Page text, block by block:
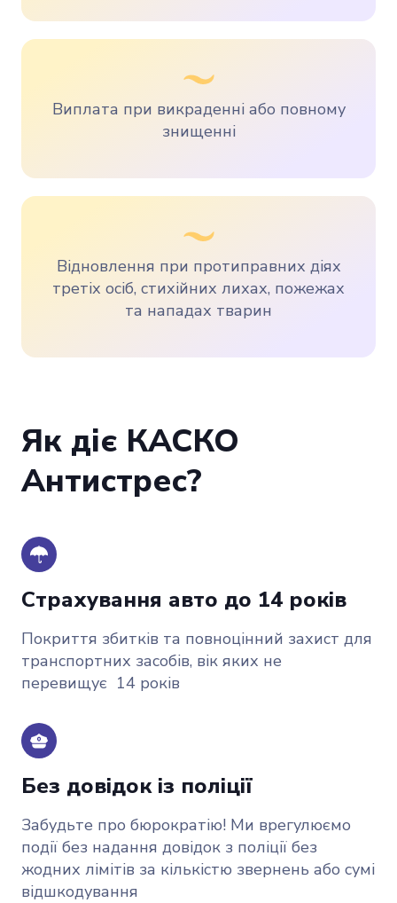
Виплата при викраденні або повному
знищенні
Відновлення при протиправних діях
третіх осіб, стихійних лихах, пожежах
та нападах тварин
Як діє КАСКО
Антистрес?
Страхування авто до 14 років
Покриття збитків та повноцінний захист для
транспортних засобів, вік яких не
перевищує 14 років
Без довідок із поліції
Забудьте про бюрократію! Ми врегулюємо
події без надання довідок з поліції без
жодних лімітів за кількістю звернень або сумі
відшкодування